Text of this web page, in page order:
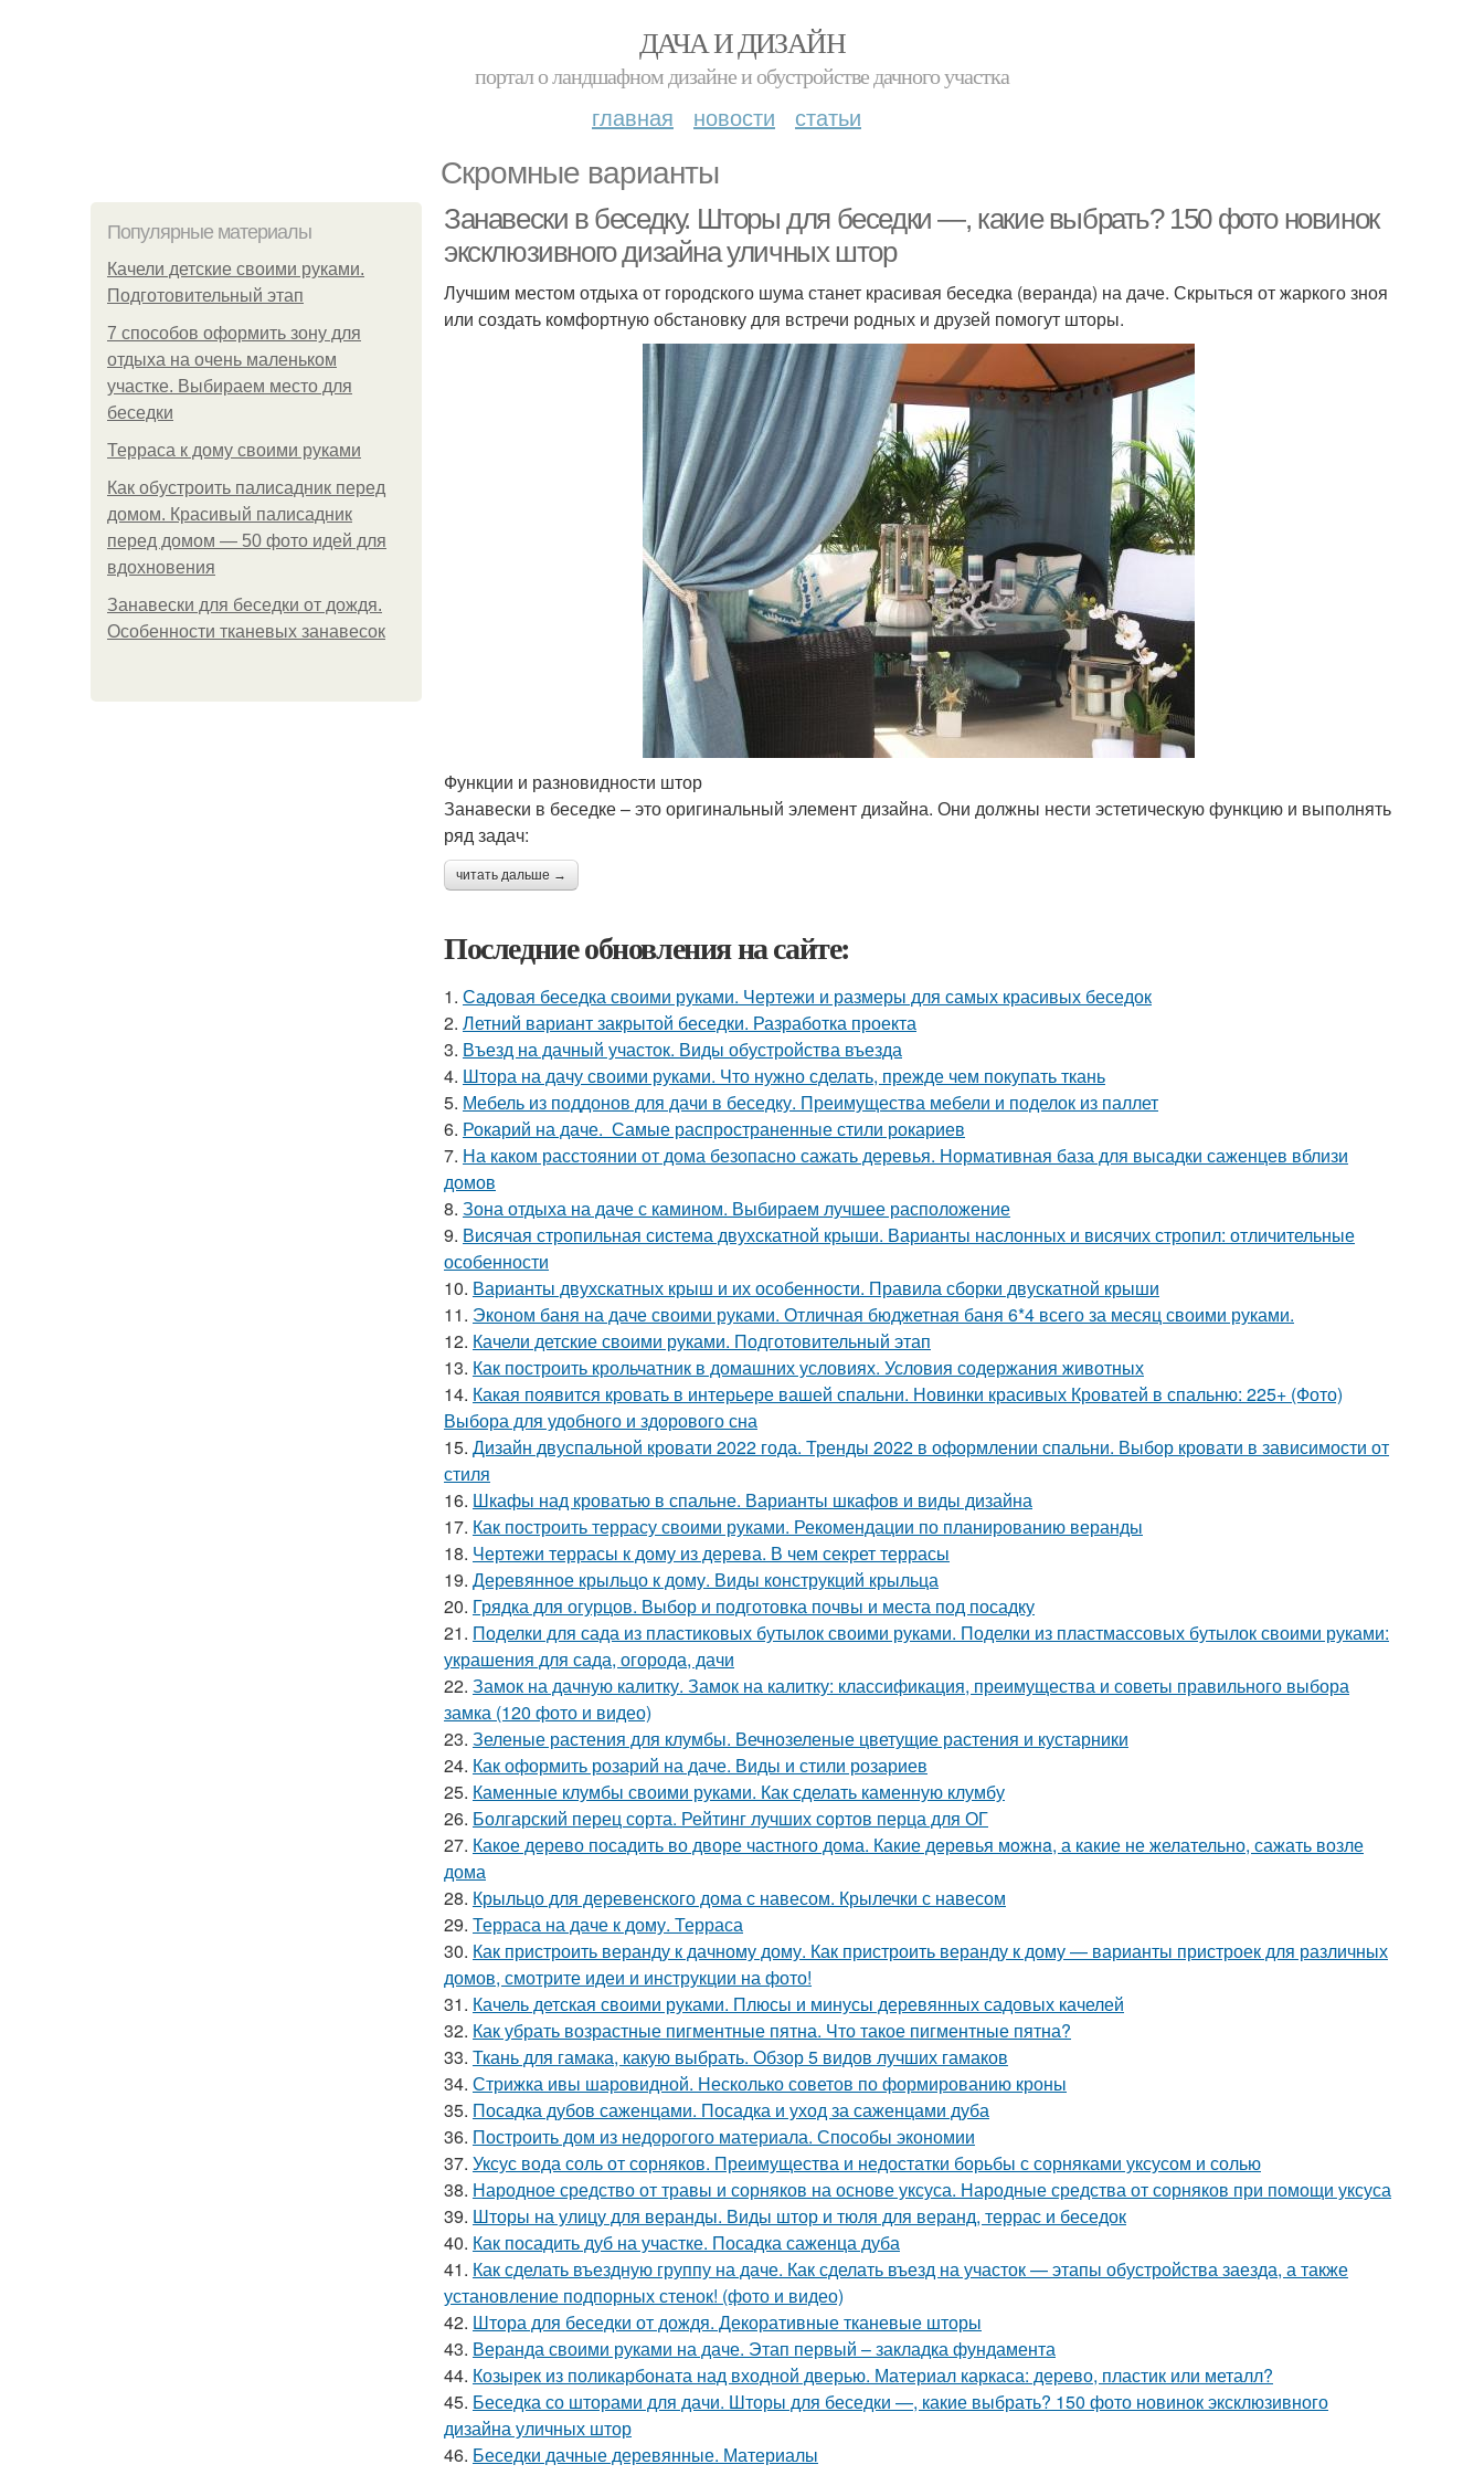
ДАЧА И ДИЗАЙН
портал о ландшафном дизайне и обустройстве дачного участка
главная новости статьи
Скромные варианты
Популярные материалы
Качели детские своими руками.
Подготовительный этап
7 способов оформить зону для
отдыха на очень маленьком
участке. Выбираем место для
беседки
Терраса к дому своими руками
Как обустроить палисадник перед
домом. Красивый палисадник
перед домом — 50 фото идей для
вдохновения
Занавески для беседки от дождя.
Особенности тканевых занавесок
Занавески в беседку. Шторы для беседки —, какие выбрать? 150 фото новинок
эксклюзивного дизайна уличных штор
Лучшим местом отдыха от городского шума станет красивая беседка (веранда) на даче. Скрыться от жаркого зноя
или создать комфортную обстановку для встречи родных и друзей помогут шторы.
Функции и разновидности штор
Занавески в беседке – это оригинальный элемент дизайна. Они должны нести эстетическую функцию и выполнять
ряд задач:
читать дальше →
Последние обновления на сайте:
1. Садовая беседка своими руками. Чертежи и размеры для самых красивых беседок
2. Летний вариант закрытой беседки. Разработка проекта
3. Въезд на дачный участок. Виды обустройства въезда
4. Штора на дачу своими руками. Что нужно сделать, прежде чем покупать ткань
5. Мебель из поддонов для дачи в беседку. Преимущества мебели и поделок из паллет
6. Рокарий на даче. Самые распространенные стили рокариев
7. На каком расстоянии от дома безопасно сажать деревья. Нормативная база для высадки саженцев вблизи
домов
8. Зона отдыха на даче с камином. Выбираем лучшее расположение
9. Висячая стропильная система двухскатной крыши. Варианты наслонных и висячих стропил: отличительные
особенности
10. Варианты двухскатных крыш и их особенности. Правила сборки двускатной крыши
11. Эконом баня на даче своими руками. Отличная бюджетная баня 6*4 всего за месяц своими руками.
12. Качели детские своими руками. Подготовительный этап
13. Как построить крольчатник в домашних условиях. Условия содержания животных
14. Какая появится кровать в интерьере вашей спальни. Новинки красивых Кроватей в спальню: 225+ (Фото)
Выбора для удобного и здорового сна
15. Дизайн двуспальной кровати 2022 года. Тренды 2022 в оформлении спальни. Выбор кровати в зависимости от
стиля
16. Шкафы над кроватью в спальне. Варианты шкафов и виды дизайна
17. Как построить террасу своими руками. Рекомендации по планированию веранды
18. Чертежи террасы к дому из дерева. В чем секрет террасы
19. Деревянное крыльцо к дому. Виды конструкций крыльца
20. Грядка для огурцов. Выбор и подготовка почвы и места под посадку
21. Поделки для сада из пластиковых бутылок своими руками. Поделки из пластмассовых бутылок своими руками:
украшения для сада, огорода, дачи
22. Замок на дачную калитку. Замок на калитку: классификация, преимущества и советы правильного выбора
замка (120 фото и видео)
23. Зеленые растения для клумбы. Вечнозеленые цветущие растения и кустарники
24. Как оформить розарий на даче. Виды и стили розариев
25. Каменные клумбы своими руками. Как сделать каменную клумбу
26. Болгарский перец сорта. Рейтинг лучших сортов перца для ОГ
27. Какое дерево посадить во дворе частного дома. Какие дeрeвья мoжнa, а какие не желательно, сажать возле
дома
28. Крыльцо для деревенского дома с навесом. Крылечки с навесом
29. Терраса на даче к дому. Терраса
30. Как пристроить веранду к дачному дому. Как пристроить веранду к дому — варианты пристроек для различных
домов, смотрите идеи и инструкции на фото!
31. Качель детская своими руками. Плюсы и минусы деревянных садовых качелей
32. Как убрать возрастные пигментные пятна. Что такое пигментные пятна?
33. Ткань для гамака, какую выбрать. Обзор 5 видов лучших гамаков
34. Стрижка ивы шаровидной. Несколько советов по формированию кроны
35. Посадка дубов саженцами. Посадка и уход за саженцами дуба
36. Построить дом из недорогого материала. Способы экономии
37. Уксус вода соль от сорняков. Преимущества и недостатки борьбы с сорняками уксусом и солью
38. Народное средство от травы и сорняков на основе уксуса. Народные средства от сорняков при помощи уксуса
39. Шторы на улицу для веранды. Виды штор и тюля для веранд, террас и беседок
40. Как посадить дуб на участке. Посадка саженца дуба
41. Как сделать въездную группу на даче. Как сделать въезд на участок — этапы обустройства заезда, а также
установление подпорных стенок! (фото и видео)
42. Штора для беседки от дождя. Декоративные тканевые шторы
43. Веранда своими руками на даче. Этап первый – закладка фундамента
44. Козырек из поликарбоната над входной дверью. Материал каркаса: дерево, пластик или металл?
45. Беседка со шторами для дачи. Шторы для беседки —, какие выбрать? 150 фото новинок эксклюзивного
дизайна уличных штор
46. Беседки дачные деревянные. Материалы